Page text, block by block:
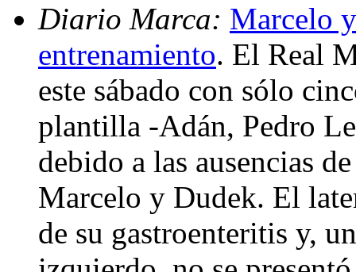
Diario Marca: Marcelo
entrenamiento. El Real
este sábado con sólo
plantilla -Adán, Pedro
debido a las ausencias
Marcelo y Dudek. El
de su gastroenteritis y,